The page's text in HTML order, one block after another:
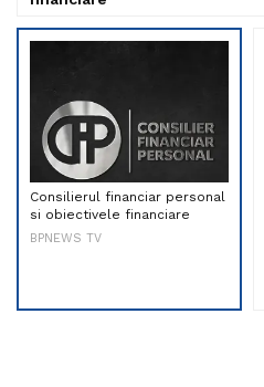
Consilierul financiar personal
si obiectivele financiare
BPNEWS TV